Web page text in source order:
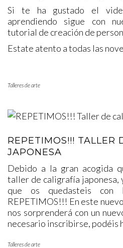
Si te ha gustado el
aprendiendo sigue con
tutorial de creación de
Estate atento a todas las
Talleres de arte
REPETIMOS!!! TALLER
JAPONESA
Debido a la gran acogida
taller de caligrafía japonesa,
que os quedasteis con
REPETIMOS!!! En este
nos sorprenderá con un
necesario inscribirse, podéis
Talleres de arte